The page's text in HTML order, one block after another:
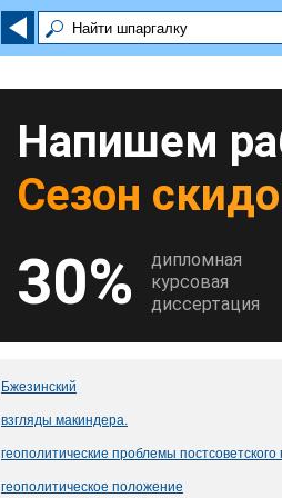
Напишем
Сезон
30%
дипломная
курсовая
диссертация
Бжезинский
взгляды макиндера.
геополитические проблемы постсоветского
геополитическое положение